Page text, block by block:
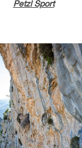
Petzl Sport